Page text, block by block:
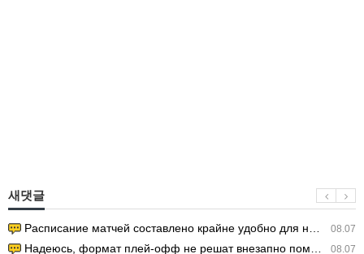
새댓글
08.07
Расписание матчей составлено крайне удобно для нашего часово…
08.07
Надеюсь, формат плей-офф не решат внезапно поменять. https:/…